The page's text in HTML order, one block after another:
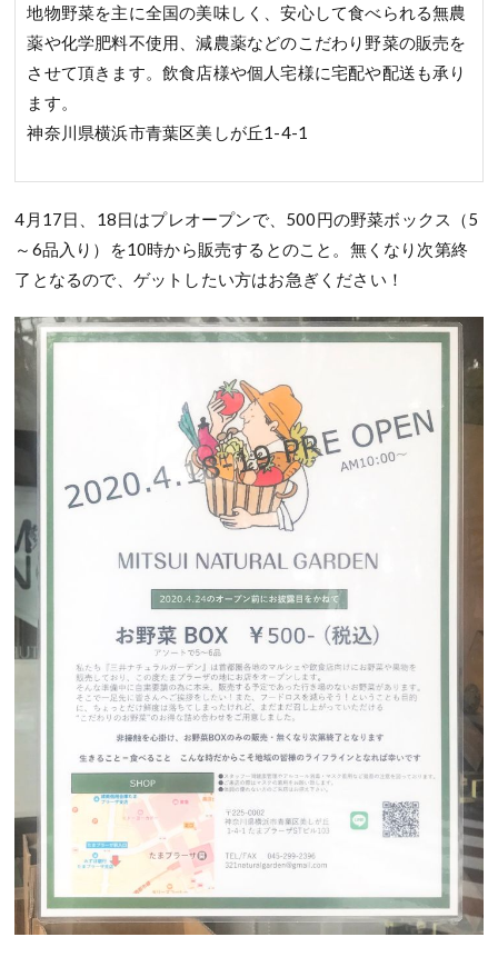
地物野菜を主に全国の美味しく、安心して食べられる無農
薬や化学肥料不使用、減農薬などのこだわり野菜の販売を
させて頂きます。飲食店様や個人宅様に宅配や配送も承り
ます。
神奈川県横浜市青葉区美しが丘1-4-1
4月17日、18日はプレオープンで、500円の野菜ボックス（5
～6品入り）を10時から販売するとのこと。無くなり次第終
了となるので、ゲットしたい方はお急ぎください！